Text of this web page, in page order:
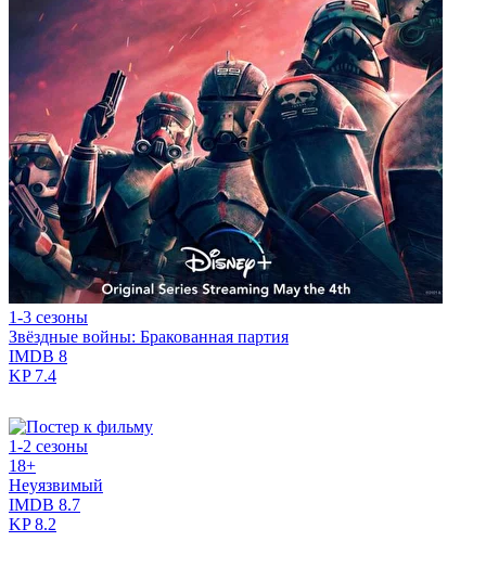
1-3 сезоны
Звёздные войны: Бракованная партия
IMDB 8
KP7.4
1-2 сезоны
18+
Неуязвимый
IMDB 8.7
KP8.2